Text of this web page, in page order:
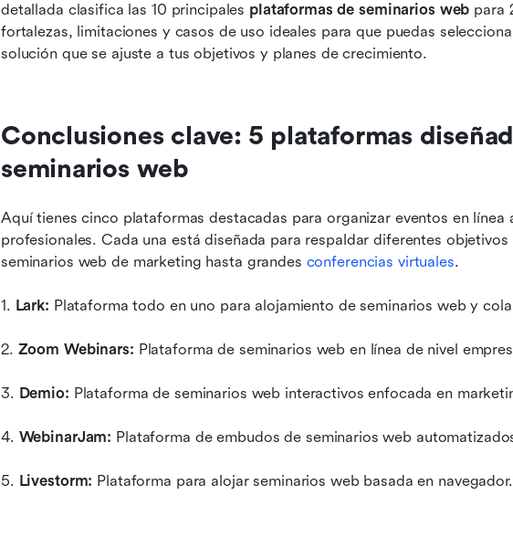
detallada clasifica las 10 principales plataformas de seminarios web para
fortalezas, limitaciones y casos de uso ideales para que puedas
solución que se ajuste a tus objetivos y planes de crecimiento.
Conclusiones clave: 5 plataformas
seminarios web
Aquí tienes cinco plataformas destacadas para organizar eventos en línea
profesionales. Cada una está diseñada para respaldar diferentes objetivos
seminarios web de marketing hasta grandes conferencias virtuales.
1. Lark: Plataforma todo en uno para alojamiento de seminarios web y
2. Zoom Webinars: Plataforma de seminarios web en línea de nivel
3. Demio: Plataforma de seminarios web interactivos enfocada en
4. WebinarJam: Plataforma de embudos de seminarios web
5. Livestorm: Plataforma para alojar seminarios web basada en navegador.